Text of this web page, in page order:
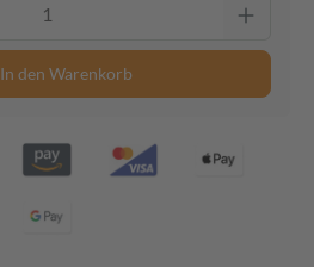
In den Warenkorb